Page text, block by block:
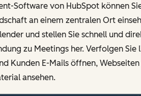
Software von HubSpot können
an einem zentralen Ort
und stellen Sie schnell und
zu Meetings her. Verfolgen Sie
Kunden E-Mails öffnen, Webseiten
ansehen.